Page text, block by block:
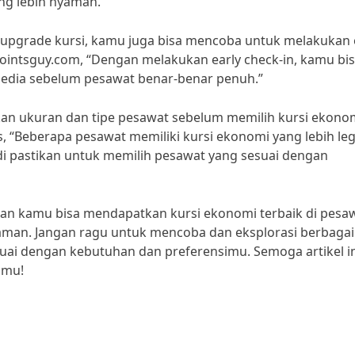
kursi, kamu juga bisa mencoba untuk melakukan
“Dengan melakukan early check-in, kamu
sebelum pesawat benar-benar penuh.”
ukuran dan tipe pesawat sebelum memilih kursi
pesawat memiliki kursi ekonomi yang lebih
pastikan untuk memilih pesawat yang sesuai dengan
kamu bisa mendapatkan kursi ekonomi terbaik di
Jangan ragu untuk mencoba dan eksplorasi
dengan kebutuhan dan preferensimu. Semoga artikel